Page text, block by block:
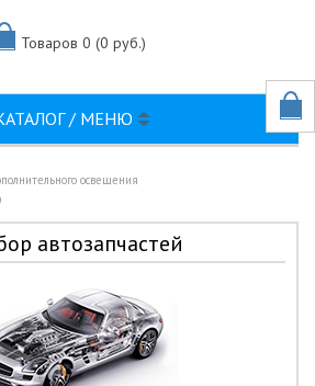
Товаров 0 (0 руб.)
/ МЕНЮ
освещения
автозапчастей